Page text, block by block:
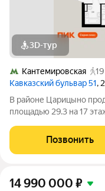
3D-тур
Кантемировская
Кавказский бульвар 51,
В районе Царицыно
площадью 29.3 на 17
расположение 17
«Кантемировская» и 20
Позвонить
14 990 000 ₽